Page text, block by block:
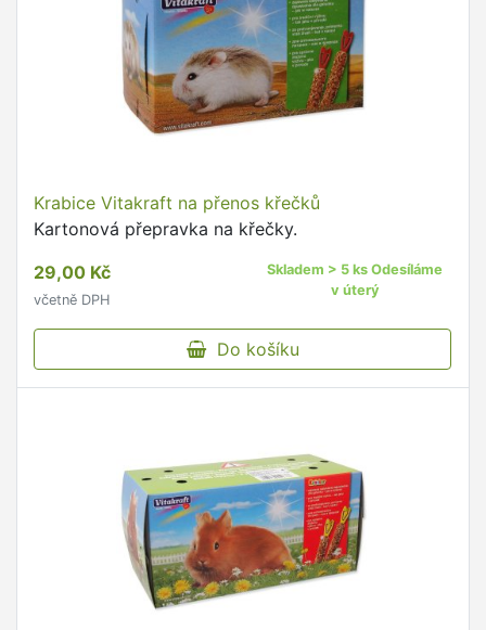
Krabice Vitakraft na přenos křečků
Kartonová přepravka na křečky.
29,00 Kč
včetně DPH
Skladem > 5 ks Odesíláme
v úterý
Do košíku